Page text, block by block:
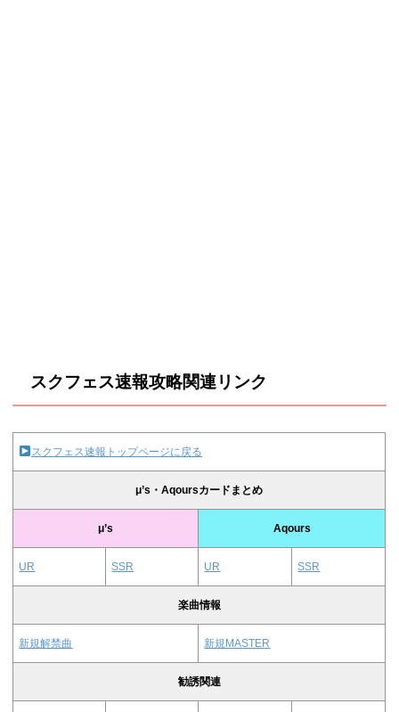
スクフェス速報攻略関連リンク
スクフェス速報トップページに戻る
μ’s・Aqoursカードまとめ
μ’s Aqours
UR SSR UR SSR
楽曲情報
新規解禁曲 新規MASTER
勧誘関連